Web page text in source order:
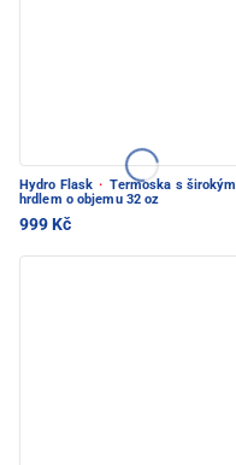
Hydro Flask · Termoska s širokým
hrdlem o objemu 32 oz
999 Kč